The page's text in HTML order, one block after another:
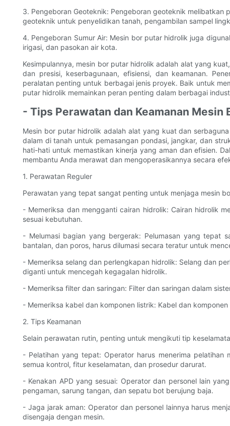
3. Pengeboran Geoteknik: Pengeboran geoteknik
geoteknik untuk penyelidikan tanah, pengambilan sampel
4. Pengeboran Sumur Air: Mesin bor putar hidrolik juga
irigasi, dan pasokan air kota.
Kesimpulannya, mesin bor putar hidrolik adalah alat yang
dan presisi, keserbagunaan, efisiensi, dan keamanan.
peralatan penting untuk berbagai jenis proyek. Baik untuk
putar hidrolik memainkan peran penting dalam berbagai
- Tips Perawatan dan Keamanan Mesin
Mesin bor putar hidrolik adalah alat yang kuat dan
dalam di tanah untuk pemasangan pondasi, jangkar, dan
hati-hati untuk memastikan kinerja yang aman dan efisien.
membantu Anda merawat dan mengoperasikannya secara
1. Perawatan Reguler
Perawatan yang tepat sangat penting untuk menjaga mesin
- Memeriksa dan mengganti cairan hidrolik: Cairan hidrolik
sesuai kebutuhan.
- Melumasi bagian yang bergerak: Pelumasan yang tepat
bantalan, dan poros, harus dilumasi secara teratur untuk
- Memeriksa selang dan perlengkapan hidrolik: Selang dan
diganti untuk mencegah kegagalan hidrolik.
- Memeriksa filter dan saringan: Filter dan saringan dalam
- Memeriksa kabel dan komponen listrik: Kabel dan
2. Tips Keamanan
Selain perawatan rutin, penting untuk mengikuti tip
- Pelatihan yang tepat: Operator harus menerima pelatihan
semua kontrol, fitur keselamatan, dan prosedur darurat.
- Kenakan APD yang sesuai: Operator dan personel lain
pengaman, sarung tangan, dan sepatu bot berujung baja.
- Jaga jarak aman: Operator dan personel lainnya harus
disengaja dengan mesin.